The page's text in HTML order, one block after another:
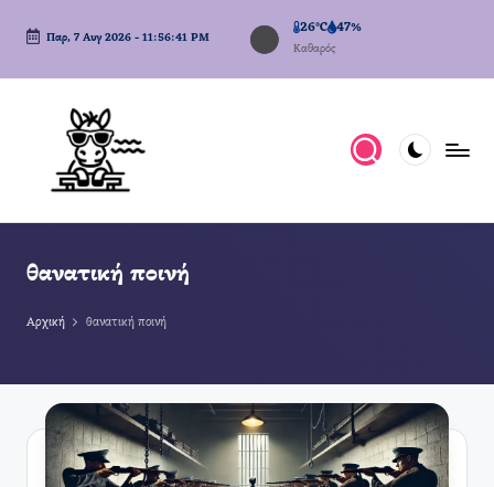
Μετάβαση
σε
περιεχόμενο
Παρ, 7 Αυγ 2026- 11:56:41 PM
26°C 47%
Καθαρός
θανατική ποινή
Αρχική θανατική ποινή